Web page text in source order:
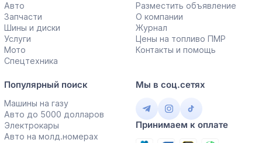
Авто
Запчасти
Шины и диски
Услуги
Мото
Спецтехника
Разместить объявление
О компании
Журнал
Цены на топливо ПМР
Контакты и помощь
Популярный поиск
Машины на газу
Авто до 5000 долларов
Электрокары
Авто на молд.номерах
Мы в соц.сетях
Принимаем к оплате